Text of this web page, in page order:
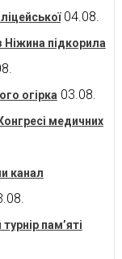
04.08.
Ніжина підкорила
огірка 03.08.
медичних
канал
пам’яті